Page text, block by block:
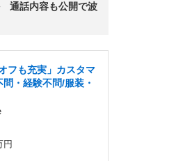
通話内容も公開で波
フも充実」カスタマ
・経験不問/服装・
円